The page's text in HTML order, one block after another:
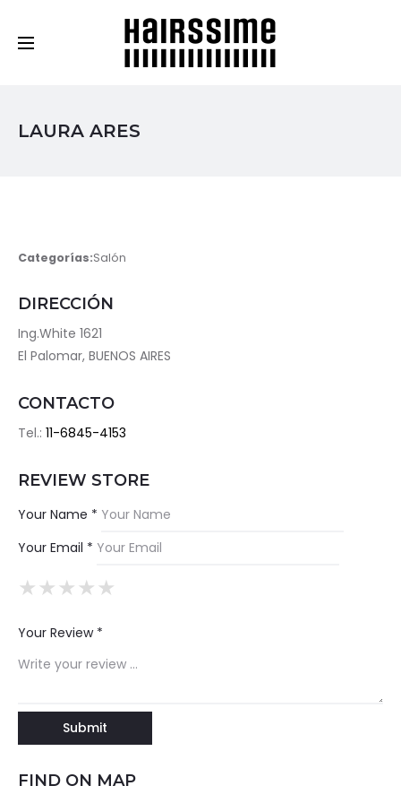
LAURA ARES
Categorías:Salón
DIRECCIÓN
Ing.White 1621
El Palomar, BUENOS AIRES
CONTACTO
Tel.: 11-6845-4153
REVIEW STORE
Your Name *
Your Email *
★
★★
★★★
★★★★
★★★★★
Your Review *
FIND ON MAP